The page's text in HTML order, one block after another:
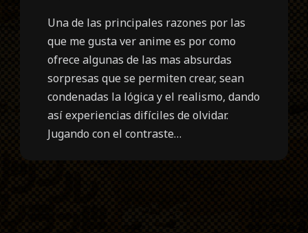
Una de las principales razones por las
que me gusta ver anime es por como
ofrece algunas de las mas absurdas
sorpresas que se permiten crear, sean
condenadas la lógica y el realismo, dando
así experiencias difíciles de olvidar.
Jugando con el contraste…